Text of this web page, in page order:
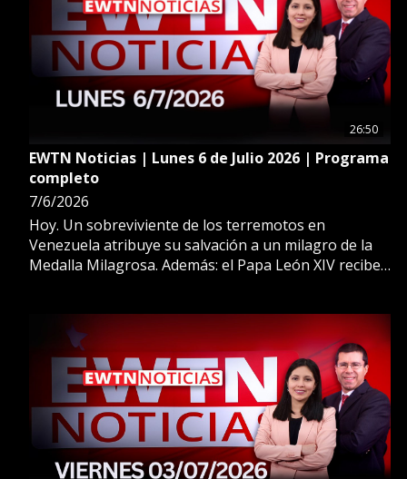
26:50
EWTN Noticias | Lunes 6 de Julio 2026 | Programa
completo
7/6/2026
Hoy. Un sobreviviente de los terremotos en
Venezuela atribuye su salvación a un milagro de la
Medalla Milagrosa. Además: el Papa León XIV recibe
Más en Ewtn Noticias.